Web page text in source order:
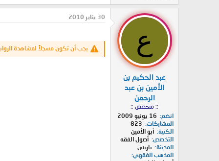
ع
عبد الحكيم بن
الأمين بن عبد
الرحمن
:: متخصص ::
انضم
16 يونيو 2009
المشاركات
823
الكنية أبو الأمين
التخصص أصول الفقه
المدينة
باريس
المذهب الفقهي
30 يناير 2010
يجب أن تكون مسجلاً لمشاهدة